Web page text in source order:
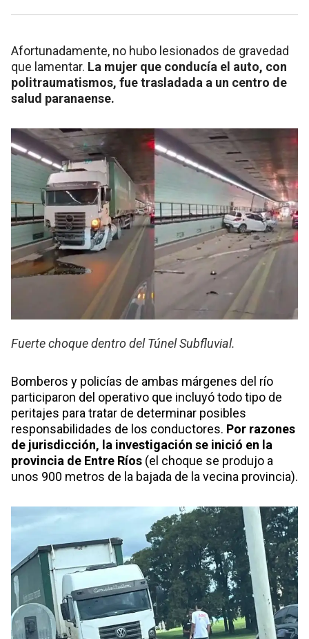
Afortunadamente, no hubo lesionados de gravedad
que lamentar. La mujer que conducía el auto, con
politraumatismos, fue trasladada a un centro de
salud paranaense.
Fuerte choque dentro del Túnel Subfluvial.
Bomberos y policías de ambas márgenes del río
participaron del operativo que incluyó todo tipo de
peritajes para tratar de determinar posibles
responsabilidades de los conductores. Por razones
de jurisdicción, la investigación se inició en la
provincia de Entre Ríos (el choque se produjo a
unos 900 metros de la bajada de la vecina provincia).